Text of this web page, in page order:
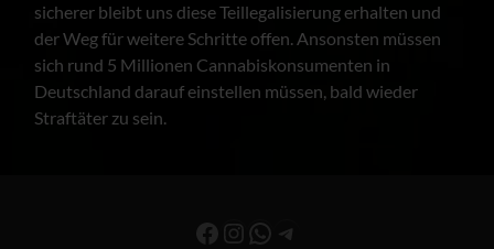
sicherer bleibt uns diese Teillegalisierung erhalten und
der Weg für weitere Schritte offen. Ansonsten müssen
sich rund 5 Millionen Cannabiskonsumenten in
Deutschland darauf einstellen müssen, bald wieder
Straftäter zu sein.
Facebook
Instagram
WhatsApp
Telegram